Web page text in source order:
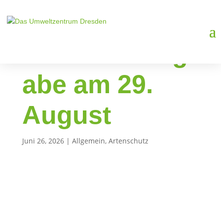
Save the Date:
abe am 29.
August
Juni 26, 2026| Allgemein, Artenschutz